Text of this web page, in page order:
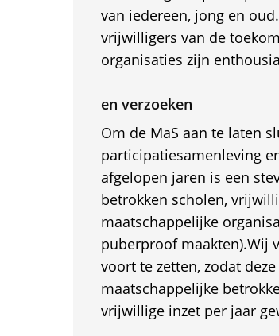
van iedereen, jong en
vrijwilligers van de
organisaties zijn
en verzoeken
Om de MaS aan te laten
participatiesamenleving
afgelopen jaren is een
betrokken scholen,
maatschappelijke
puberproof maakten).Wij
voort te zetten, zodat
maatschappelijke
vrijwillige inzet per jaar